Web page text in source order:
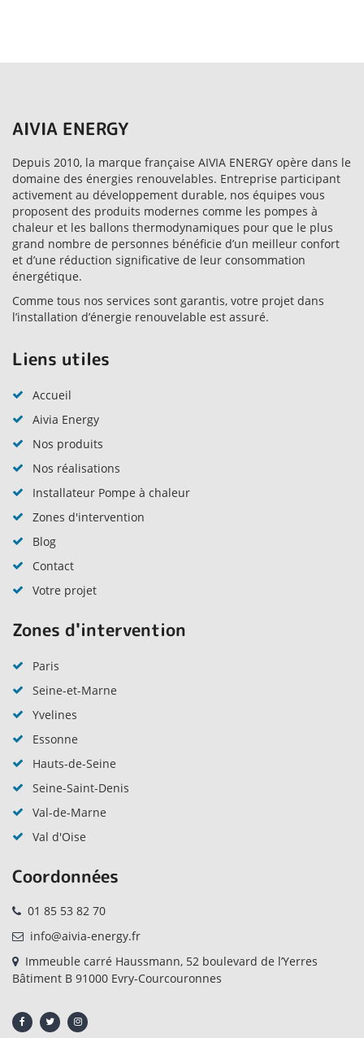
AIVIA ENERGY
Depuis 2010, la marque française AIVIA ENERGY opère dans le
domaine des énergies renouvelables. Entreprise participant
activement au développement durable, nos équipes vous
proposent des produits modernes comme les pompes à
chaleur et les ballons thermodynamiques pour que le plus
grand nombre de personnes bénéficie d’un meilleur confort
et d’une réduction significative de leur consommation
énergétique.
Comme tous nos services sont garantis, votre projet dans
l’installation d’énergie renouvelable est assuré.
Liens utiles
Accueil
Aivia Energy
Nos produits
Nos réalisations
Installateur Pompe à chaleur
Zones d'intervention
Blog
Contact
Votre projet
Zones d'intervention
Paris
Seine-et-Marne
Yvelines
Essonne
Hauts-de-Seine
Seine-Saint-Denis
Val-de-Marne
Val d'Oise
Coordonnées
01 85 53 82 70
info@aivia-energy.fr
Immeuble carré Haussmann, 52 boulevard de l’Yerres
Bâtiment B 91000 Evry-Courcouronnes